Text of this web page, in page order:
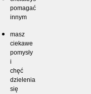
pomagać
innym
masz
ciekawe
pomysły
i
chęć
dzielenia
się